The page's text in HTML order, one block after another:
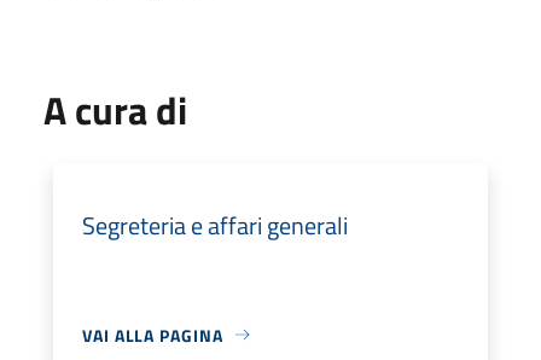
A cura di
Segreteria e affari generali
VAI ALLA PAGINA